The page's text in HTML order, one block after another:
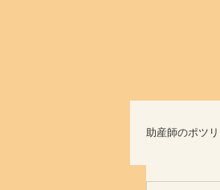
助産師のポツリ